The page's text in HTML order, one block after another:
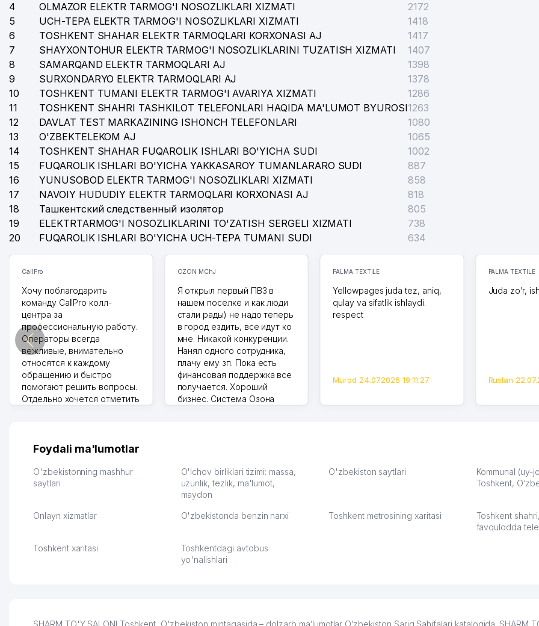
4
OLMAZOR ELEKTR TARMOG'I NOSOZLIKLARI XIZMATI
2172
5
UCH-TEPA ELEKTR TARMOG'I NOSOZLIKLARI XIZMATI
1418
6
TOSHKENT SHAHAR ELEKTR TARMOQLARI KORXONASI AJ
1417
7
SHAYXONTOHUR ELEKTR TARMOG'I NOSOZLIKLARINI TUZATISH XIZMATI
1407
8
SAMARQAND ELEKTR TARMOQLARI AJ
1398
9
SURXONDARYO ELEKTR TARMOQLARI AJ
1378
10
TOSHKENT TUMANI ELEKTR TARMOG'I AVARIYA XIZMATI
1286
11
TOSHKENT SHAHRI TASHKILOT TELEFONLARI HAQIDA MA'LUMOT BYUROSI1263
12
DAVLAT TEST MARKAZINING ISHONCH TELEFONLARI
1080
13
O'ZBEKTELEKOM AJ
1065
14
TOSHKENT SHAHAR FUQAROLIK ISHLARI BO'YICHA SUDI
1002
15
FUQAROLIK ISHLARI BO'YICHA YAKKASAROY TUMANLARARO SUDI
887
16
YUNUSOBOD ELEKTR TARMOG'I NOSOZLIKLARI XIZMATI
858
17
NAVOIY HUDUDIY ELEKTR TARMOQLARI KORXONASI AJ
818
18
Ташкентский следственный изолятор
805
19
ELEKTRTARMOG'I NOSOZLIKLARINI TO'ZATISH SERGELI XIZMATI
738
20
FUQAROLIK ISHLARI BO'YICHA UCH-TEPA TUMANI SUDI 634
CallPro
Хочу поблагодарить
команду CallPro колл-
центра за
профессиональную работу.
Операторы всегда
вежливые, внимательно
относятся к каждому
обращению и быстро
помогают решить вопросы.
Отдельно хочется отметить
их работе значительно
обслуживания клиентов.
Рекомендую этот колл-
Vip Brand 31.07.2026 11:43:39
OZON MChJ
Я открыл первый ПВЗ в
нашем поселке и как люди
стали рады) не надо теперь
в город ездить, все идут ко
мне. Никакой конкуренции.
Нанял одного сотрудника,
плачу ему зп. Пока есть
финансовая поддержка все
получается. Хороший
бизнес. Система Озона
тут у нас уже есть ПВЗ.
Выгодное дело и
спокойное.
PALMA TEXTILE
Yellowpages juda tez, aniq,
qulay va sifatlik ishlaydi.
respect
Murod 24.07.2026 19:11:27
PALMA TEXTILE
Juda zo’r,
Ruslan
Foydali ma'lumotlar
O'zbekistonning mashhur
saytlari
O'lchov birliklari tizimi: massa,
uzunlik, tezlik, ma'lumot,
maydon
O'zbekiston saytlari
Kommunal (uy-
Toshkent,
Onlayn xizmatlar O'zbekistonda benzin narxi Toshkent metrosining xaritasi
Toshkent
favqulodda
Toshkent xaritasi
Toshkentdagi avtobus
yo'nalishlari
SHARM TO'Y SALONI Toshkent, O'zbekiston mintaqasida – dolzarb ma’lumotlar O’zbekiston Sariq Sahifalari katalogida. SHARM